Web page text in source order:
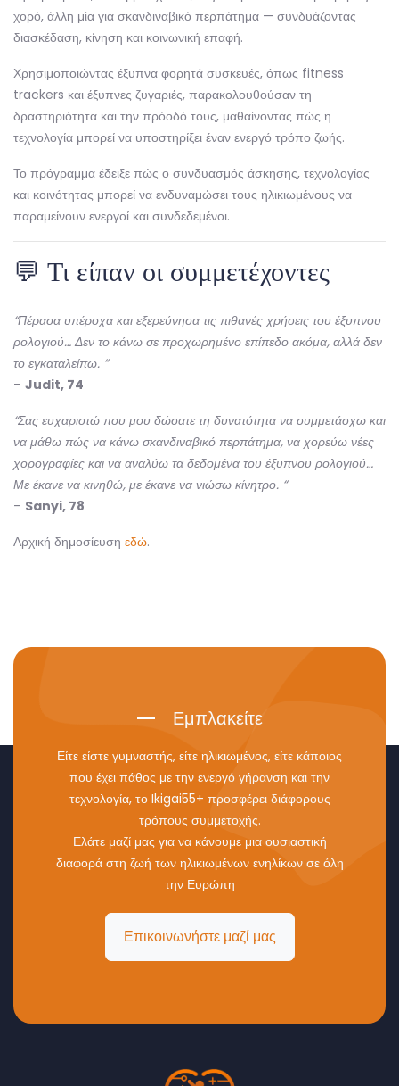
χορό, άλλη μία για σκανδιναβικό περπάτημα — συνδυάζοντας
διασκέδαση, κίνηση και κοινωνική επαφή.
Χρησιμοποιώντας έξυπνα φορητά συσκευές, όπως fitness
trackers και έξυπνες ζυγαριές, παρακολουθούσαν τη
δραστηριότητα και την πρόοδό τους, μαθαίνοντας πώς η
τεχνολογία μπορεί να υποστηρίξει έναν ενεργό τρόπο ζωής.
Το πρόγραμμα έδειξε πώς ο συνδυασμός άσκησης, τεχνολογίας
και κοινότητας μπορεί να ενδυναμώσει τους ηλικιωμένους να
παραμείνουν ενεργοί και συνδεδεμένοι.
💬 Τι είπαν οι συμμετέχοντες
“Πέρασα υπέροχα και εξερεύνησα τις πιθανές χρήσεις του έξυπνου
ρολογιού… Δεν το κάνω σε προχωρημένο επίπεδο ακόμα, αλλά δεν
το εγκαταλείπω. “
– Judit, 74
“Σας ευχαριστώ που μου δώσατε τη δυνατότητα να συμμετάσχω και
να μάθω πώς να κάνω σκανδιναβικό περπάτημα, να χορεύω νέες
χορογραφίες και να αναλύω τα δεδομένα του έξυπνου ρολογιού…
Με έκανε να κινηθώ, με έκανε να νιώσω κίνητρο. “
– Sanyi, 78
Αρχική δημοσίευση εδώ.
Εμπλακείτε
Είτε είστε γυμναστής, είτε ηλικιωμένος, είτε κάποιος
που έχει πάθος με την ενεργό γήρανση και την
τεχνολογία, το Ikigai55+ προσφέρει διάφορους
τρόπους συμμετοχής.
Ελάτε μαζί μας για να κάνουμε μια ουσιαστική
διαφορά στη ζωή των ηλικιωμένων ενηλίκων σε όλη
την Ευρώπη
Επικοινωνήστε μαζί μας